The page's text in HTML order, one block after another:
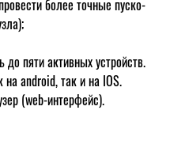
более точные пуско-
пяти активных устройств.
android, так и на IOS.
(web-интерфейс).